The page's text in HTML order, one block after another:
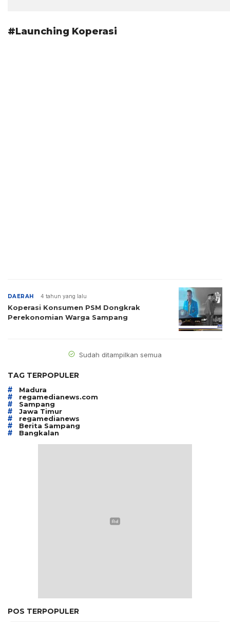
#Launching Koperasi
DAERAH 4 tahun yang lalu
Koperasi Konsumen PSM Dongkrak
Perekonomian Warga Sampang
Sudah ditampilkan semua
TAG TERPOPULER
# Madura
# regamedianews.com
# Sampang
# Jawa Timur
# regamedianews
# Berita Sampang
# Bangkalan
POS TERPOPULER